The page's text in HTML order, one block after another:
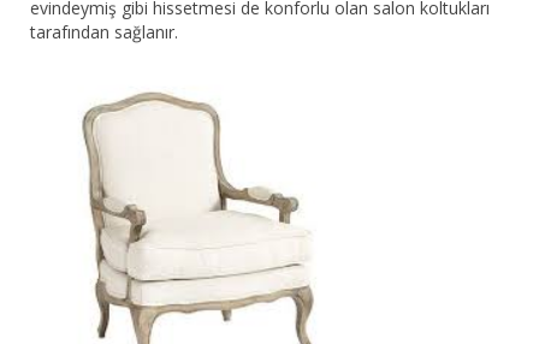
evindeymiş gibi hissetmesi de konforlu olan salon koltukları
tarafından sağlanır.